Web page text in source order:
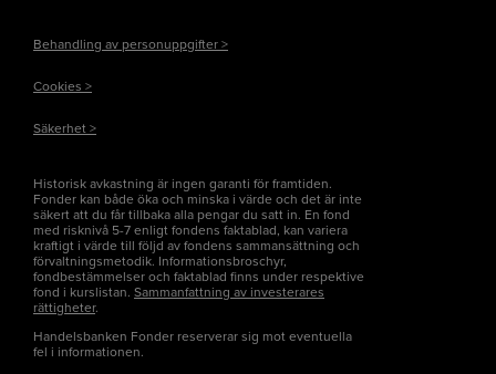
Behandling av personuppgifter >
Cookies >
Säkerhet >
Historisk avkastning är ingen garanti för framtiden.
Fonder kan både öka och minska i värde och det är inte
säkert att du får tillbaka alla pengar du satt in. En fond
med risknivå 5-7 enligt fondens faktablad, kan variera
kraftigt i värde till följd av fondens sammansättning och
förvaltningsmetodik. Informationsbroschyr,
fondbestämmelser och faktablad finns under respektive
fond i kurslistan. Sammanfattning av investerares
rättigheter.
Handelsbanken Fonder reserverar sig mot eventuella
fel i informationen.